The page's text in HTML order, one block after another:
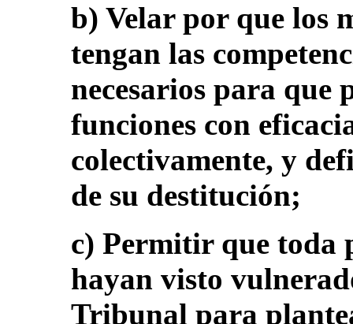
b) Velar por que los
tengan las
necesarios para que
funciones con
colectivamente, y
de su destitución;
c) Permitir que toda
hayan visto
Tribunal para